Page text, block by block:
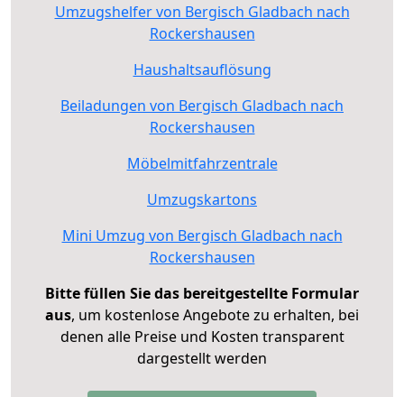
Umzugshelfer von Bergisch Gladbach nach
Rockershausen
Haushaltsauflösung
Beiladungen von Bergisch Gladbach nach
Rockershausen
Möbelmitfahrzentrale
Umzugskartons
Mini Umzug von Bergisch Gladbach nach
Rockershausen
Bitte füllen Sie das bereitgestellte Formular
aus, um kostenlose Angebote zu erhalten, bei
denen alle Preise und Kosten transparent
dargestellt werden